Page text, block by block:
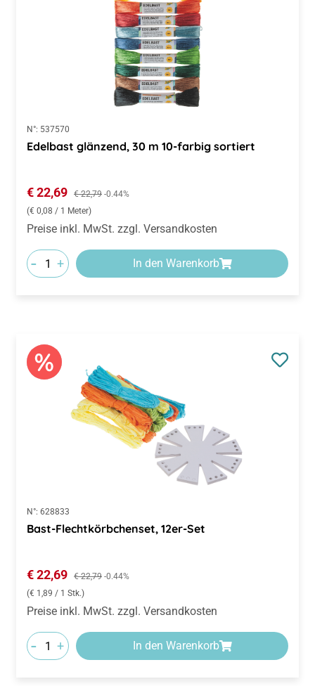
N°: 537570
Edelbast glänzend, 30 m 10-farbig sortiert
Verkaufspreis:
€ 22,69 Regulärer Preis:
€ 22,79 -0.44%
(€ 0,08 / 1 Meter)
Preise inkl. MwSt. zzgl. Versandkosten
- + In den Warenkorb
N°: 628833
Bast-Flechtkörbchenset, 12er-Set
Verkaufspreis:
€ 22,69 Regulärer Preis:
€ 22,79 -0.44%
(€ 1,89 / 1 Stk.)
Preise inkl. MwSt. zzgl. Versandkosten
- + In den Warenkorb